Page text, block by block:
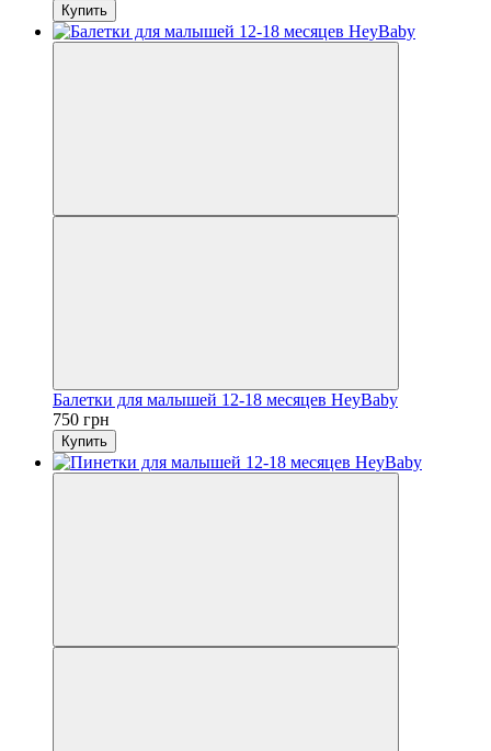
Купить
Балетки для малышей 12-18 месяцев HeyBaby
750 грн
Купить